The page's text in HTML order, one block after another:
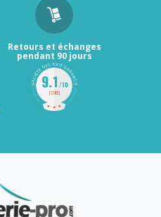
Retours et échanges
pendant 90 jours